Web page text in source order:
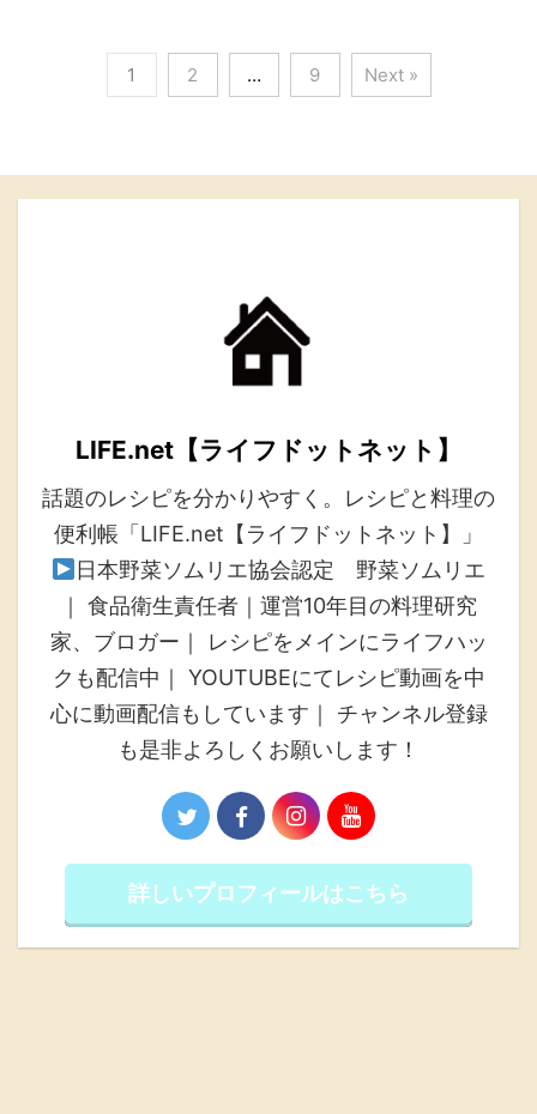
1 2 … 9 Next »
LIFE.net【ライフドットネット】
話題のレシピを分かりやすく。レシピと料理の
便利帳「LIFE.net【ライフドットネット】」
日本野菜ソムリエ協会認定 野菜ソムリエ
｜ 食品衛生責任者｜運営10年目の料理研究
家、ブロガー｜ レシピをメインにライフハッ
クも配信中｜ YOUTUBEにてレシピ動画を中
心に動画配信もしています｜ チャンネル登録
も是非よろしくお願いします！
詳しいプロフィールはこちら